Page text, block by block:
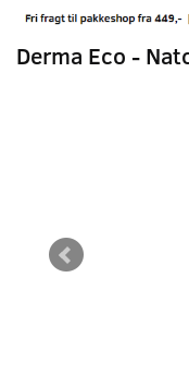
Derma Eco -